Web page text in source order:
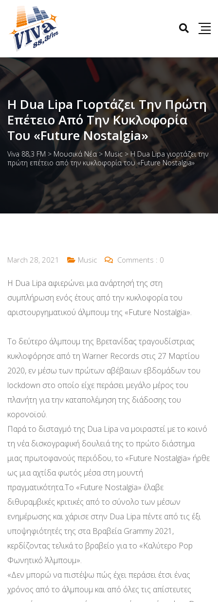
Η Dua Lipa Γιορτάζει Την Πρώτη
Επέτειο Από Την Κυκλοφορία
Του «Future Nostalgia»
Viva 88,3 FM > Μουσικά Νέα > Music > Η Dua Lipa γιορτάζει την
πρώτη επέτειο από την κυκλοφορία του «Future Nostalgia»
March 28, 2021 Music Comments : 0
Η Dua Lipa αφιερώνει μια ανάρτησή της στη
συμπλήρωση ενός έτους από την κυκλοφορία του
αριστουργηματικού άλμπουμ της «Future Nostalgia».
Το δεύτερο άλμπουμ της Βρετανίδας τραγουδίστριας
κυκλοφόρησε από τη Warner Records στις 27 Μαρτίου
2020, εν μέσω των πρώτων αβέβαιων εβδομάδων του
lockdown στο οποίο είχε περάσει μεγάλο μέρος του
πλανήτη για την καταπολέμηση της διάδοσης του
κορονοϊού.
Παρά το δισταγμό της Dua Lipa να μοιραστεί με το κοινό
τη νέα δισκογραφική δουλειά της το πρώτο διάστημα
μιας πρωτοφανούς περιόδου, το «Future Nostalgia» ήρθε
ως μια αχτίδα φωτός μέσα στη μουντή
πραγματικότητα.Το «Future Nostalgia» έλαβε
διθυραμβικές κριτικές από το σύνολο των μέσων
ενημέρωσης και χάρισε στην Dua Lipa πέντε από τις έξι
υποψηφιότητές της στα Βραβεία Grammy 2021,
κερδίζοντας τελικά το βραβείο για το «Καλύτερο Pop
Φωνητικό Άλμπουμ».
«Δεν μπορώ να πιστέψω πώς έχει περάσει έτσι ένας
χρόνος από το άλμπουμ και από όλες τις απίστευτες